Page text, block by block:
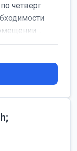
четверг
...